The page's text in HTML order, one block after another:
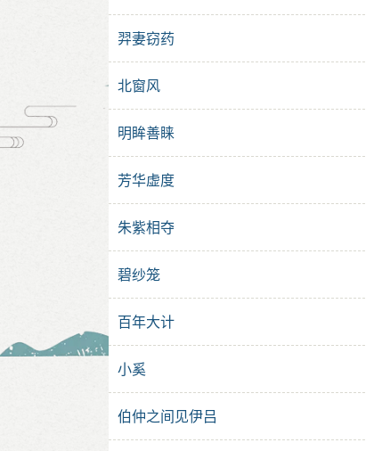
羿妻窃药
北窗风
明眸善睐
芳华虚度
朱紫相夺
碧纱笼
百年大计
小奚
伯仲之间见伊吕